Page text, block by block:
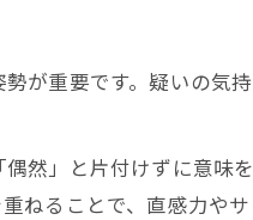
が重要です。疑いの気持
然」と片付けずに意味を
ねることで、直感力やサ